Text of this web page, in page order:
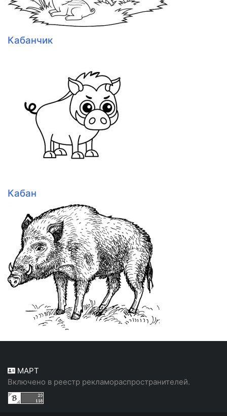
Кабанчик
Кабан
МАРТ
Включено в реестр рекламораспространителей.